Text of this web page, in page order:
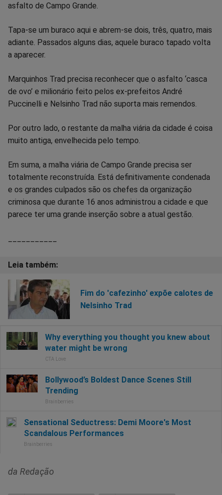
asfalto de Campo Grande.
Tapa-se um buraco aqui e abrem-se dois, três, quatro, mais
adiante. Passados alguns dias, aquele buraco tapado volta
a aparecer.
Marquinhos Trad precisa reconhecer que o asfalto ‘casca
de ovo’ e milionário feito pelos ex-prefeitos André
Puccinelli e Nelsinho Trad não suporta mais remendos.
Por outro lado, o restante da malha viária da cidade é coisa
muito antiga, envelhecida pelo tempo.
Em suma, a malha viária de Campo Grande precisa ser
totalmente reconstruída. Está definitivamente condenada
e os grandes culpados são os chefes da organização
criminosa que durante 16 anos administrou a cidade e que
parece ter uma grande inserção sobre a atual gestão.
Fim do 'cafezinho' expõe calotes de
Nelsinho Trad
da Redação